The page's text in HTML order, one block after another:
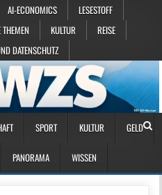
AI-ECONOMICS
LESESTOFF
KULTUR
REISE
DATENSCHUTZ
SPORT KULTUR GELD
PANORAMA WISSEN